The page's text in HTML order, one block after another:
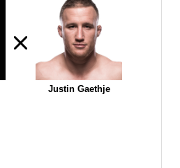
Justin Gaethje